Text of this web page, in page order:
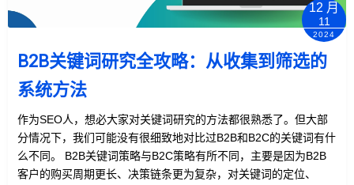
12 月
11
2024
B2B关键词研究全攻略：从收集到筛选的
系统方法
作为SEO人，想必大家对关键词研究的方法都很熟悉了。但大部
分情况下，我们可能没有很细致地对比过B2B和B2C的关键词有什
么不同。 B2B关键词策略与B2C策略有所不同，主要是因为B2B
客户的购买周期更长、决策链条更为复杂，对关键词的定位、